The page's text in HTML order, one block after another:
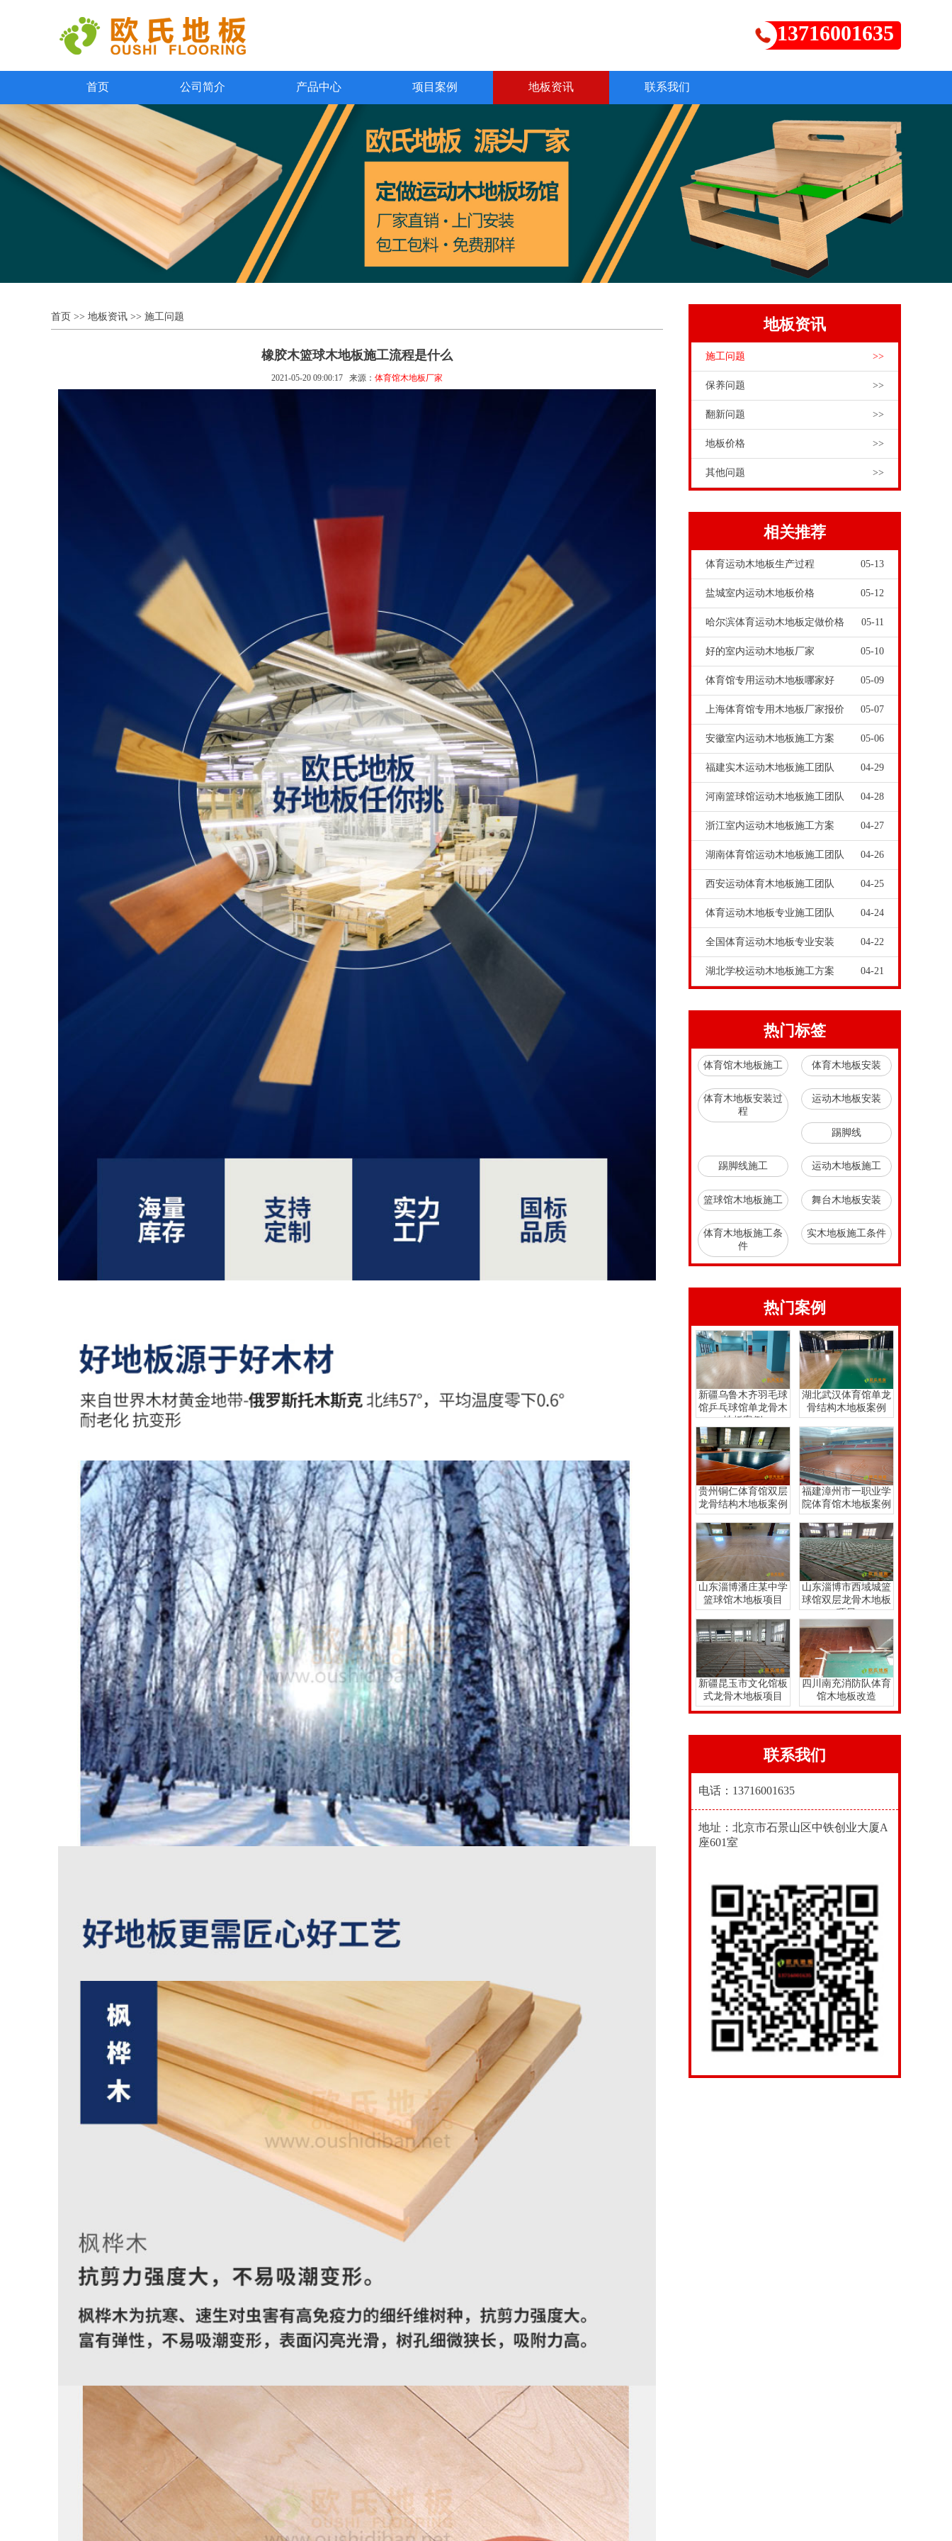
13716001635
首页 公司简介 产品中心 项目案例 地板资讯 联系我们
首页 >> 地板资讯 >> 施工问题
橡胶木篮球木地板施工流程是什么
2021-05-20 09:00:17 来源： 体育馆木地板厂家
地板资讯
施工问题 >>
保养问题 >>
翻新问题 >>
地板价格 >>
其他问题 >>
相关推荐
体育运动木地板生产过程 05-13
盐城室内运动木地板价格 05-12
哈尔滨体育运动木地板定做价格 05-11
好的室内运动木地板厂家 05-10
体育馆专用运动木地板哪家好 05-09
上海体育馆专用木地板厂家报价 05-07
安徽室内运动木地板施工方案 05-06
福建实木运动木地板施工团队 04-29
河南篮球馆运动木地板施工团队 04-28
浙江室内运动木地板施工方案 04-27
湖南体育馆运动木地板施工团队 04-26
西安运动体育木地板施工团队 04-25
体育运动木地板专业施工团队 04-24
全国体育运动木地板专业安装 04-22
湖北学校运动木地板施工方案 04-21
热门标签
体育馆木地板施工 体育木地板安装
体育木地板安装过
程
运动木地板安装
踢脚线
踢脚线施工 运动木地板施工
篮球馆木地板施工 舞台木地板安装
体育木地板施工条
件
实木地板施工条件
热门案例
新疆乌鲁木齐羽毛球
馆乒乓球馆单龙骨木
地板案例
湖北武汉体育馆单龙
骨结构木地板案例
贵州铜仁体育馆双层
龙骨结构木地板案例
福建漳州市一职业学
院体育馆木地板案例
山东淄博潘庄某中学
篮球馆木地板项目
山东淄博市西域城篮
球馆双层龙骨木地板
项目
新疆昆玉市文化馆板
式龙骨木地板项目
四川南充消防队体育
馆木地板改造
联系我们
电话：13716001635
地址：北京市石景山区中铁创业大厦A
座601室